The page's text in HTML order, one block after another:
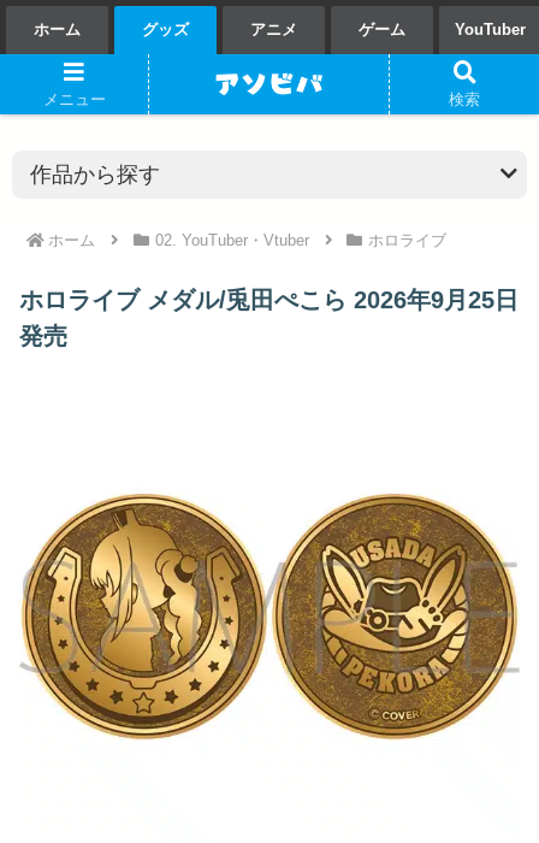
ホーム グッズ アニメ ゲーム YouTuber
ホーム 02. YouTuber・Vtuber ホロライブ
ホロライブ メダル/兎田ぺこら 2026年9月25日
発売
メニュー 検索